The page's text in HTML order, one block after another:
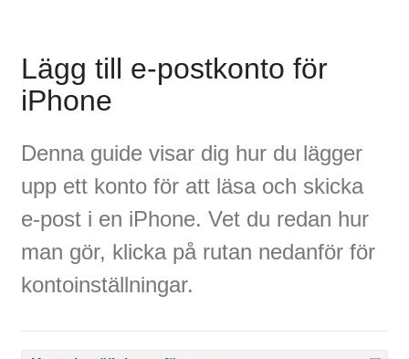
Lägg till e-postkonto för
iPhone
Denna guide visar dig hur du lägger
upp ett konto för att läsa och skicka
e-post i en iPhone. Vet du redan hur
man gör, klicka på rutan nedanför för
kontoinställningar.